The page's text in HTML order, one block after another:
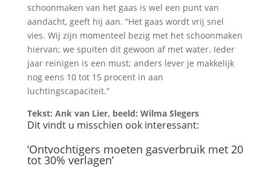
schoonmaken van het gaas is wel een punt van
aandacht, geeft hij aan. “Het gaas wordt vrij snel
vies. Wij zijn momenteel bezig met het schoonmaken
hiervan; we spuiten dit gewoon af met water. Ieder
jaar reinigen is een must; anders lever je makkelijk
nog eens 10 tot 15 procent in aan
luchtingscapaciteit.”
Tekst: Ank van Lier, beeld: Wilma Slegers
Dit vindt u misschien ook interessant:
‘Ontvochtigers moeten gasverbruik met 20
tot 30% verlagen’